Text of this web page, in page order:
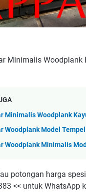
Minimalis Woodplank
Minimalis Woodplank
Woodplank Model
Woodplank Minimalis
potongan harga
<< untuk WhatsApp